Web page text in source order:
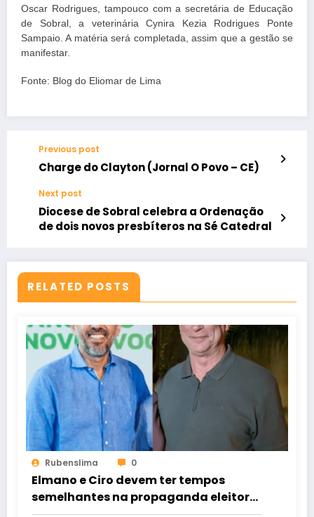
Oscar Rodrigues, tampouco com a secretária de Educação
de Sobral, a veterinária Cynira Kezia Rodrigues Ponte
Sampaio. A matéria será completada, assim que a gestão se
manifestar.
Fonte: Blog do Eliomar de Lima
Previous post
Charge do Clayton (Jornal O Povo – CE)
Next post
Diocese de Sobral celebra a Ordenação
de dois novos presbíteros na Sé Catedral
RELATED POSTS
Rubenslima 0
Elmano e Ciro devem ter tempos
semelhantes na propaganda eleitoral
de rádio e TV